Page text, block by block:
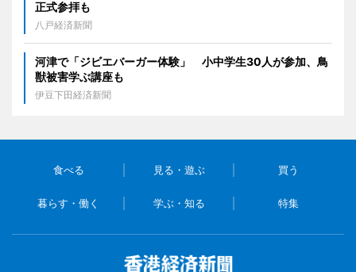
正式参拝も
八戸経済新聞
河津で「ジビエバーガー体験」 小中学生30人が参加、鳥
獣被害学ぶ講座も
伊豆下田経済新聞
食べる 見る・遊ぶ 買う
暮らす・働く 学ぶ・知る 特集